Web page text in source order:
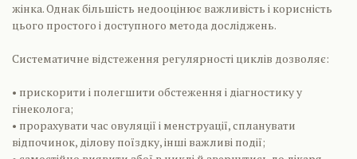
жінка. Однак більшість недооцінює важливість і корисність
цього простого і доступного метода досліджень.
Систематичне відстеження регулярності циклів дозволяє:
• прискорити і полегшити обстеження і діагностику у
гінеколога;
• прорахувати час овуляції і менструації, спланувати
відпочинок, ділову поїздку, інші важливі події;